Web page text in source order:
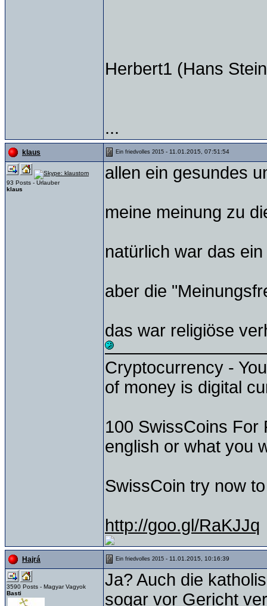
Herbert1 (Hans
...
klaus Ein friedvolles 2015 - 11.01.2015, 07:51:54
93 Posts - Urlauber
klaus
allen ein gesundes
meine meinung zu
natürlich war das
aber die
das war religiöse
Cryptocurrency -
of money is digital
100 SwissCoins For
english or what you
SwissCoin try now
http://goo.gl/RaKJJq
Hajrá Ein friedvolles 2015 - 11.01.2015, 10:16:39
3590 Posts - Magyar Vagyok
Basti
Ja? Auch die
sogar vor Gericht